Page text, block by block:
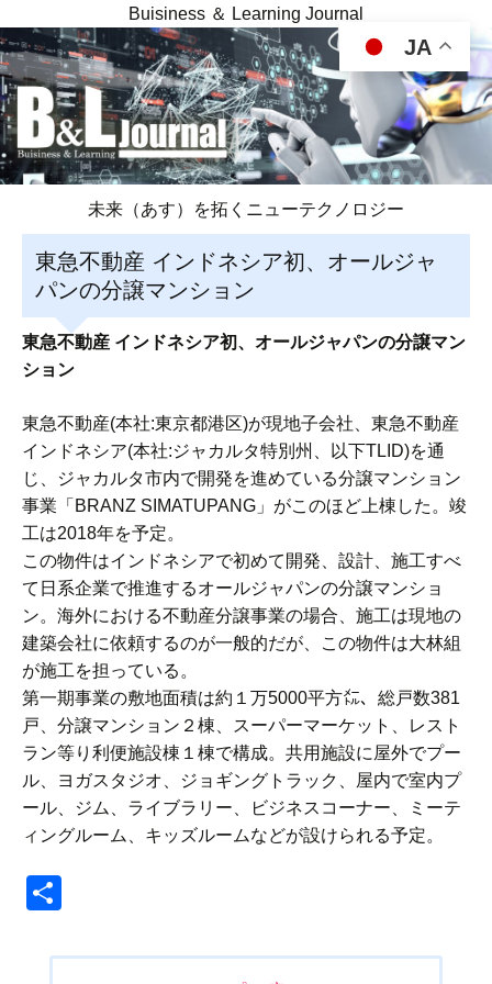
Buisiness ＆ Learning Journal
未来（あす）を拓くニューテクノロジー
東急不動産 インドネシア初、オールジャ
パンの分譲マンション
東急不動産 インドネシア初、オールジャパンの分譲マン
ション
東急不動産(本社:東京都港区)が現地子会社、東急不動産
インドネシア(本社:ジャカルタ特別州、以下TLID)を通
じ、ジャカルタ市内で開発を進めている分譲マンション
事業「BRANZ SIMATUPANG」がこのほど上棟した。竣
工は2018年を予定。
この物件はインドネシアで初めて開発、設計、施工すべ
て日系企業で推進するオールジャパンの分譲マンショ
ン。海外における不動産分譲事業の場合、施工は現地の
建築会社に依頼するのが一般的だが、この物件は大林組
が施工を担っている。
第一期事業の敷地面積は約１万5000平方㍍、総戸数381
戸、分譲マンション２棟、スーパーマーケット、レスト
ラン等り利便施設棟１棟で構成。共用施設に屋外でプー
ル、ヨガスタジオ、ジョギングトラック、屋内で室内プ
ール、ジム、ライブラリー、ビジネスコーナー、ミーテ
ィングルーム、キッズルームなどが設けられる予定。
JA